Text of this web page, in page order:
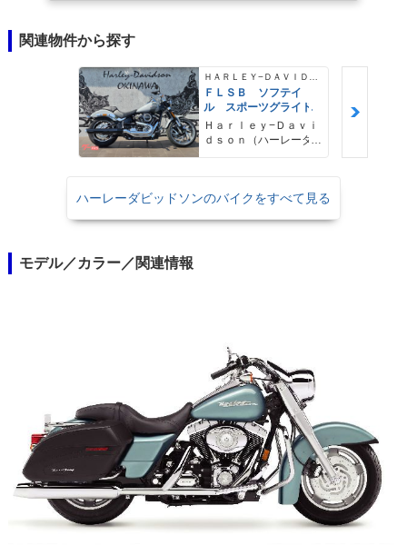
関連物件から探す
ＦＬＳＢ ソフテイ
ル スポーツグライド
Ｈａｒｌｅｙ−Ｄａｖｉ
ｄｓｏｎ（ハーレーダ
ハーレーダビッドソンのバイクをすべて見る
モデル／カラー／関連情報